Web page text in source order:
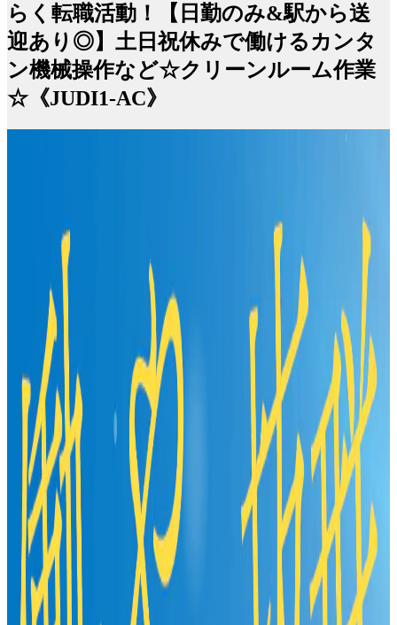
らく転職活動！【日勤のみ&駅から送
迎あり◎】土日祝休みで働けるカンタ
ン機械操作など☆クリーンルーム作業
☆《JUDI1-AC》